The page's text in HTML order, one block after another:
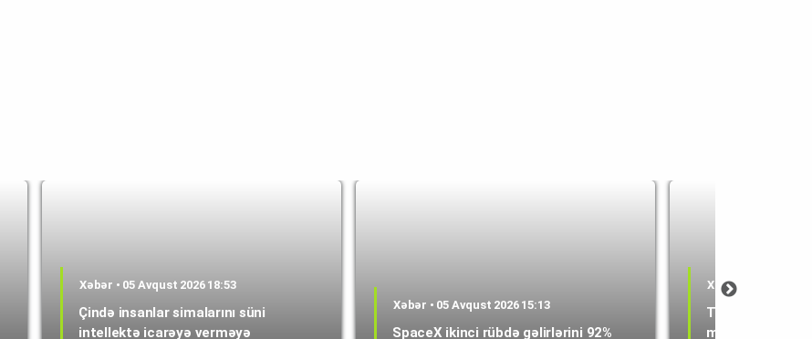
Xəbər • 05 Avqust 2026 18:53
Çində insanlar simalarını süni
intellektə icarəyə verməyə
Xəbər • 05 Avqust 2026 15:13
SpaceX ikinci rübdə gəlirlərini 92%
Xəbər • 05 Avqust
Texasda 1800-
mərkəzi